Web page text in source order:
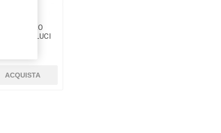
SPOT ZERO
NERO 3 LUCI
ACQUISTA